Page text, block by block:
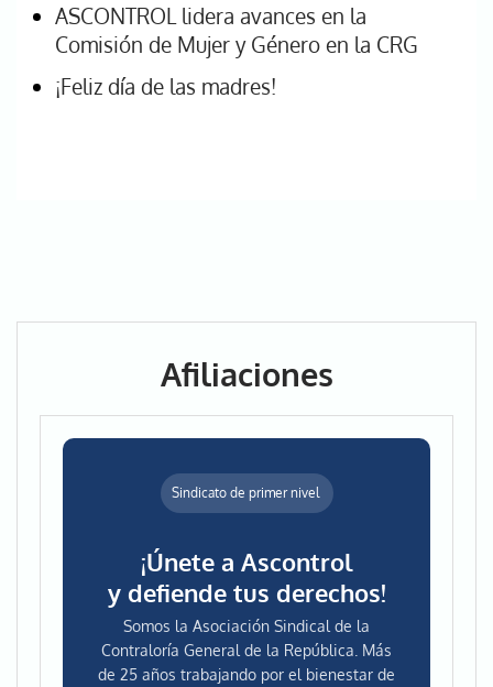
ASCONTROL lidera avances en la
Comisión de Mujer y Género en la CRG
¡Feliz día de las madres!
Afiliaciones
Sindicato de primer nivel
¡Únete a Ascontrol
y defiende tus derechos!
Somos la Asociación Sindical de la
Contraloría General de la República. Más
de 25 años trabajando por el bienestar de